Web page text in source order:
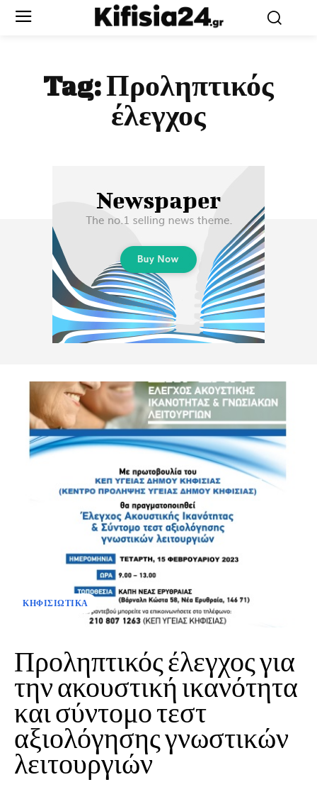
Tag:Προληπτικός
έλεγχος
ΚΗΦΙΣΙΩΤΙΚΑ
Προληπτικός έλεγχος για
την ακουστική ικανότητα
και σύντομο τεστ
αξιολόγησης γνωστικών
λειτουργιών